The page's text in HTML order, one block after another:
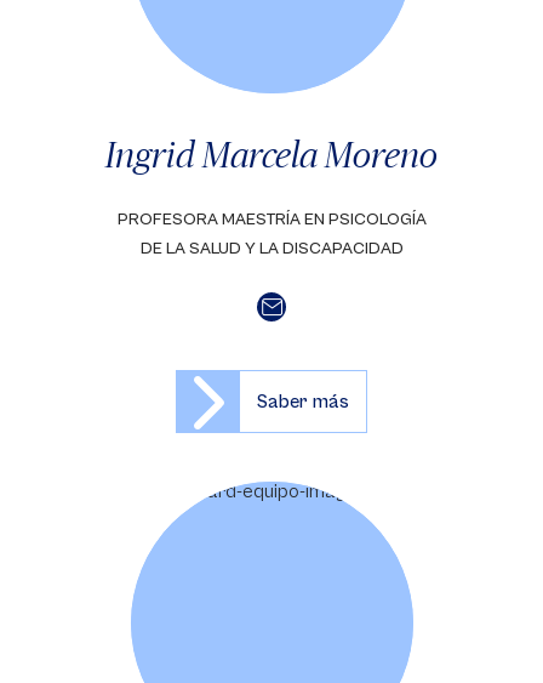
Ingrid Marcela Moreno
PROFESORA MAESTRÍA EN PSICOLOGÍA
DE LA SALUD Y LA DISCAPACIDAD
Saber más